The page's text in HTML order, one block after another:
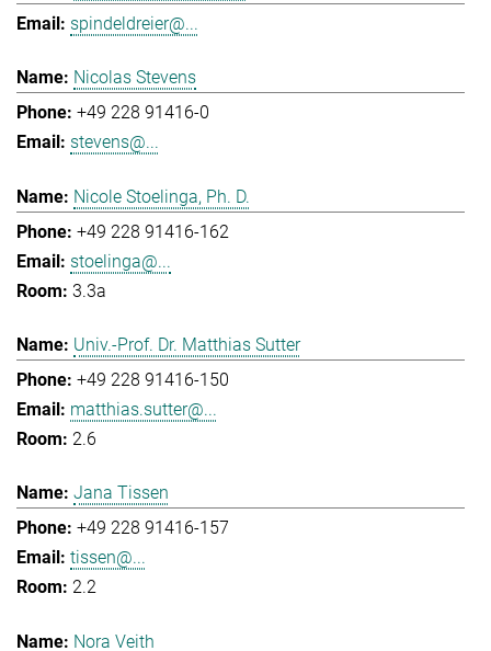
spindeldreier@...
Nicolas Stevens
+49 228 91416-0
stevens@...
Nicole Stoelinga, Ph. D.
+49 228 91416-162
stoelinga@...
3.3a
Univ.-Prof. Dr. Matthias Sutter
+49 228 91416-150
matthias.sutter@...
2.6
Jana Tissen
+49 228 91416-157
tissen@...
2.2
Nora Veith